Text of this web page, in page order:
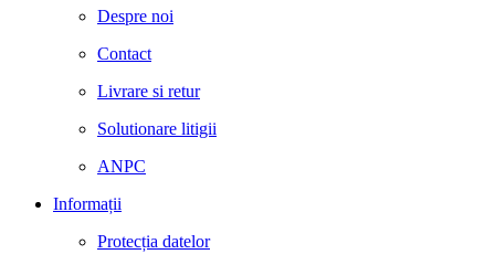
Despre noi
Contact
Livrare si retur
Solutionare litigii
ANPC
Informații
Protecția datelor